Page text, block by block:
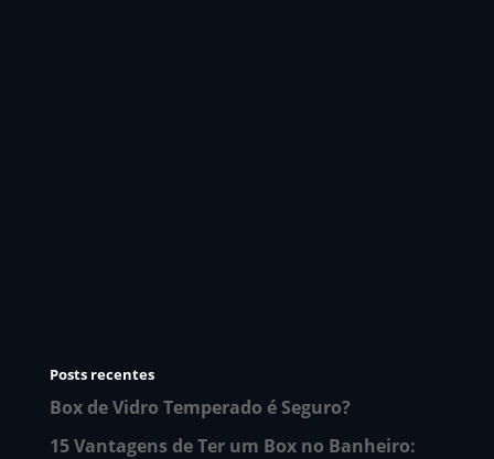
Posts recentes
Box de Vidro Temperado é Seguro?
15 Vantagens de Ter um Box no Banheiro: